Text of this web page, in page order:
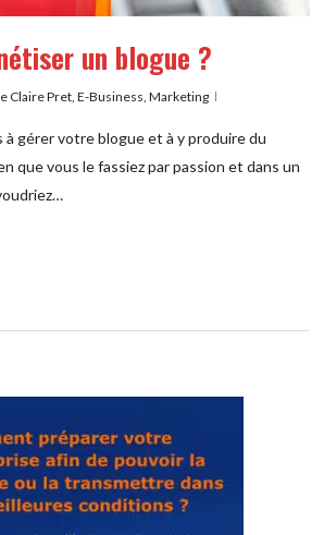
un blogue ?
Claire Pret ,E-Business ,Marketing
à gérer votre blogue et à y produire du
que vous le fassiez par passion et dans un